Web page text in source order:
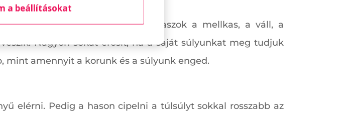
Megfelelően elvégzett fekvőtámaszok a mellkas, a váll, a
Nagyon sokat erősít, ha a saját súlyunkat meg tudjuk
mint amennyit a korunk és a súlyunk enged.
elérni. Pedig a hason cipelni a túlsúlyt sokkal rosszabb az
a beállításokat